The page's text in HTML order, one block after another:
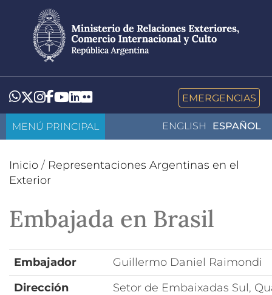
contenido
principal
Whatsapp
Twitter
Instagram
Facebook
YouTube
LinkedIn
Flickr EMERGENCIAS
ENGLISH ESPAÑOL
MENÚ PRINCIPAL
Inicio / Representaciones Argentinas en el
Exterior
Embajada en Brasil
Embajador
Guillermo Daniel Raimondi
Dirección
Setor de Embaixadas Sul,